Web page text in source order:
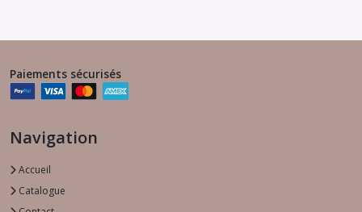
Paiements sécurisés
Navigation
Accueil
Catalogue